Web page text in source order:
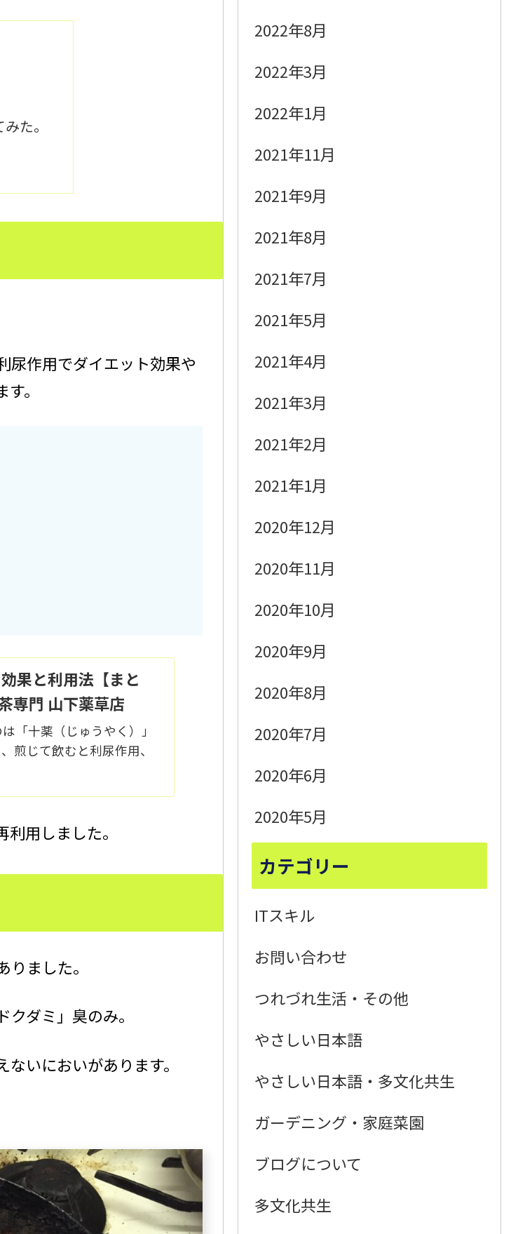
た。
尿作用でダイエット効果や
。
果と利用法【まと
専門 山下薬草店
「十薬（じゅうやく）」
煎じて飲むと利尿作用、
果があると言われていま
用しました。
ました。
ダミ」臭のみ。
いにおいがあります。
2022年8月
2022年3月
2022年1月
2021年11月
2021年9月
2021年8月
2021年7月
2021年5月
2021年4月
2021年3月
2021年2月
2021年1月
2020年12月
2020年11月
2020年10月
2020年9月
2020年8月
2020年7月
2020年6月
2020年5月
カテゴリー
ITスキル
お問い合わせ
つれづれ生活・その他
やさしい日本語
やさしい日本語・多文化共生
ガーデニング・家庭菜園
ブログについて
多文化共生